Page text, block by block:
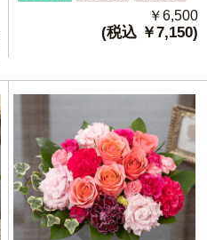
￥6,500
(税込 ￥7,150)